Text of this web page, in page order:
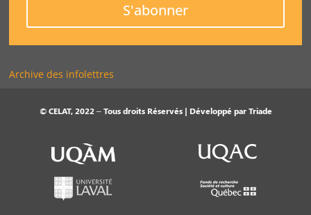
S'abonner
Archive des infolettres
© CELAT, 2022 – Tous droits Réservés | Développé parTriade